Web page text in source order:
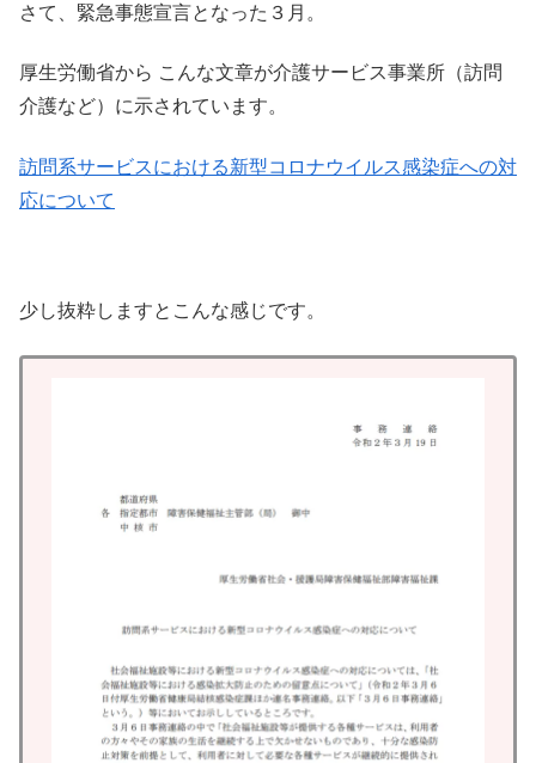
さて、緊急事態宣言となった３月。
厚生労働省から こんな文章が介護サービス事業所（訪問
介護など）に示されています。
訪問系サービスにおける新型コロナウイルス感染症への対
応について
少し抜粋しますとこんな感じです。